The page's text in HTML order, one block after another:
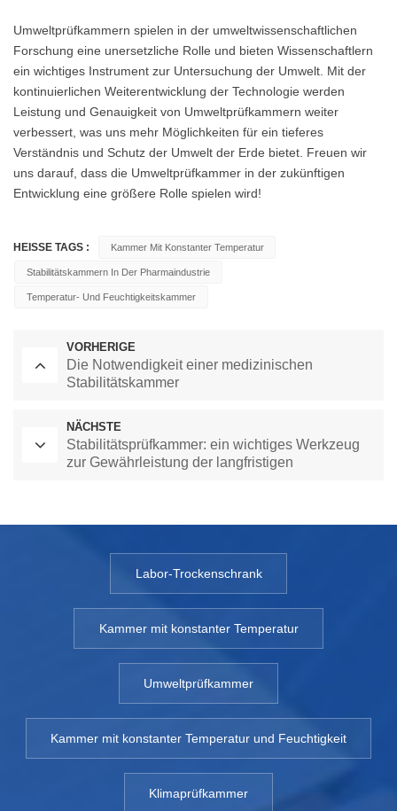
Umweltprüfkammern spielen in der umweltwissenschaftlichen
Forschung eine unersetzliche Rolle und bieten Wissenschaftlern
ein wichtiges Instrument zur Untersuchung der Umwelt. Mit der
kontinuierlichen Weiterentwicklung der Technologie werden
Leistung und Genauigkeit von Umweltprüfkammern weiter
verbessert, was uns mehr Möglichkeiten für ein tieferes
Verständnis und Schutz der Umwelt der Erde bietet. Freuen wir
uns darauf, dass die Umweltprüfkammer in der zukünftigen
Entwicklung eine größere Rolle spielen wird!
HEISSE TAGS : Kammer Mit Konstanter Temperatur
Stabilitätskammern In Der Pharmaindustrie
Temperatur- Und Feuchtigkeitskammer
VORHERIGE
Die Notwendigkeit einer medizinischen
Stabilitätskammer
NÄCHSTE
Stabilitätsprüfkammer: ein wichtiges Werkzeug
zur Gewährleistung der langfristigen
Labor-Trockenschrank
Kammer mit konstanter Temperatur
Umweltprüfkammer
Kammer mit konstanter Temperatur und Feuchtigkeit
Klimaprüfkammer